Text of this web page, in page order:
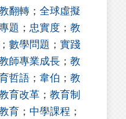
翻轉 ； 全球虛擬
題 ； 忠實度 ； 教
； 數學問題 ； 實踐
師專業成長 ； 教
哲語 ； 韋伯 ； 教
育改革 ； 教育制
育 ； 中學課程 ；